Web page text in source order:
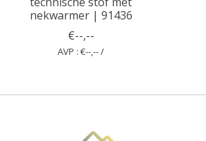
nekwarmer | 91436
€--,--
AVP : €--,-- /